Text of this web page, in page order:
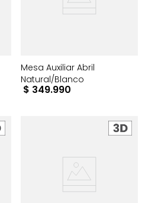
Mesa Auxiliar Abril
Natural/Blanco
$ 349.990